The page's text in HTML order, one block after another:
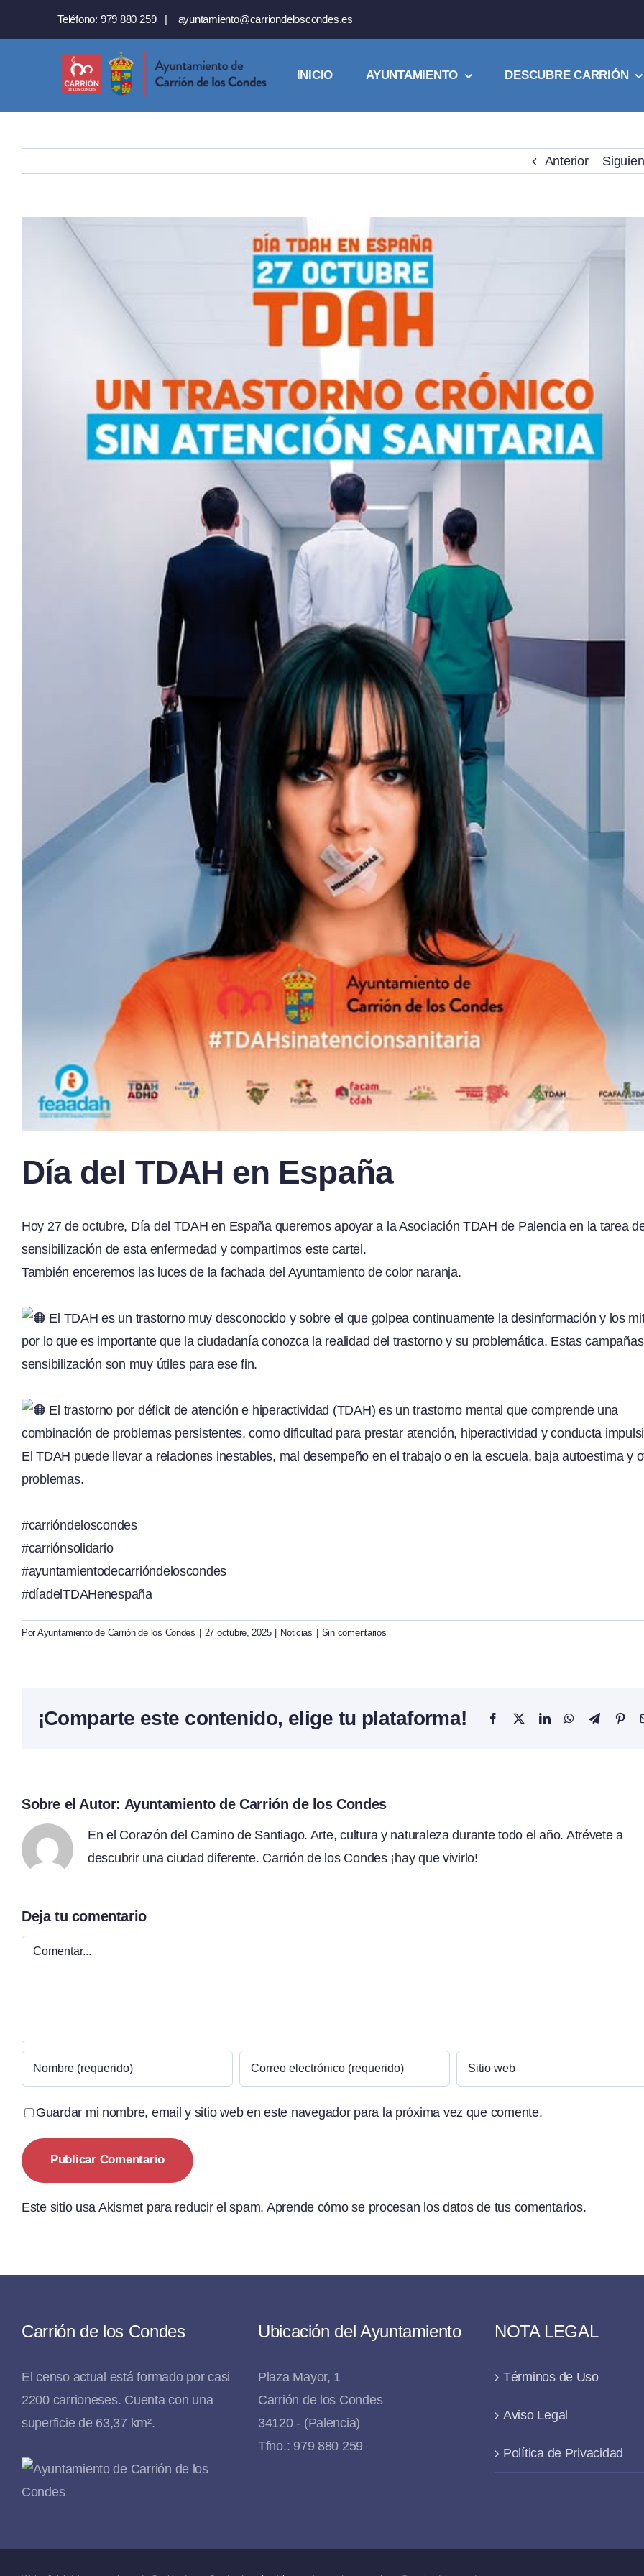
Teléfono: 979 880 259 | ayuntamiento@carriondeloscondes.es
INICIO AYUNTAMIENTO DESCUBRE CARRIÓN
Anterior
Día del TDAH en España
Hoy 27 de octubre, Día del TDAH en España queremos apoyar a la Asociación TDAH de Palencia en la tarea
sensibilización de esta enfermedad y compartimos este cartel.
También enceremos las luces de la fachada del Ayuntamiento de color naranja.
El TDAH es un trastorno muy desconocido y sobre el que golpea continuamente la desinformación y los
por lo que es importante que la ciudadanía conozca la realidad del trastorno y su problemática. Estas
sensibilización son muy útiles para ese fin.
El trastorno por déficit de atención e hiperactividad (TDAH) es un trastorno mental que comprende una
combinación de problemas persistentes, como dificultad para prestar atención, hiperactividad y conducta
El TDAH puede llevar a relaciones inestables, mal desempeño en el trabajo o en la escuela, baja autoestima y
problemas.
#carrióndeloscondes
#carriónsolidario
#ayuntamientodecarrióndeloscondes
#díadelTDAHenespaña
Por Ayuntamiento de Carrión de los Condes | 27 octubre, 2025 | Noticias | Sin comentarios
¡Comparte este contenido, elige tu plataforma! Facebook
X LinkedInWhatsApp
Telegram
Sobre el Autor: Ayuntamiento de Carrión de los Condes
En el Corazón del Camino de Santiago. Arte, cultura y naturaleza durante todo el año. Atrévete a
descubrir una ciudad diferente. Carrión de los Condes ¡hay que vivirlo!
Deja tu comentario
Comentar
Guardar mi nombre, email y sitio web en este navegador para la próxima vez que comente.
Este sitio usa Akismet para reducir el spam. Aprende cómo se procesan los datos de tus comentarios.
Carrión de los Condes
El censo actual está formado por casi
2200 carrioneses. Cuenta con una
superficie de 63,37 km².
Ubicación del Ayuntamiento
Plaza Mayor, 1
Carrión de los Condes
34120 - (Palencia)
Tfno.: 979 880 259
NOTA LEGAL
Términos de Uso
Aviso Legal
Política de Privacidad